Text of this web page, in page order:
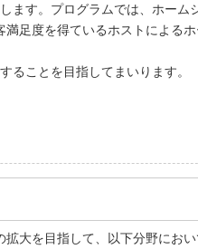
ます。プログラムでは、ホーム
足度を得ているホストによる
ることを目指してまいります。
大を目指して、以下分野にお